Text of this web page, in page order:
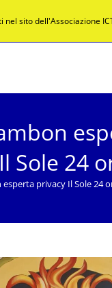
nel sito dell'Associazione
Sole 24
esperta privacy Il Sole 24